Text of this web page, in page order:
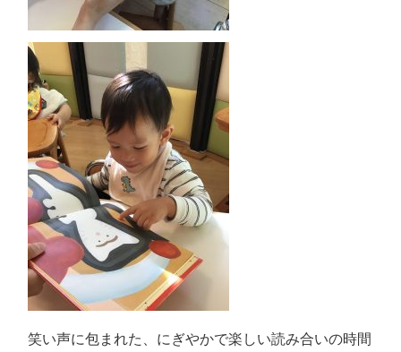
笑い声に包まれた、にぎやかで楽しい読み合いの時間